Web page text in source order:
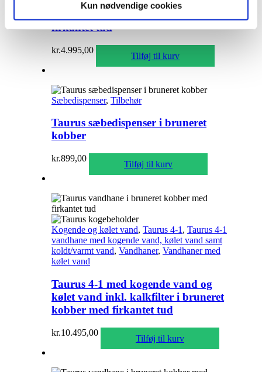
Kun nødvendige cookies
kalkfilter i bruneret kobber med
firkantet tud
kr.4.995,00
Tilføj til kurv
Sæbedispenser, Tilbehør
Taurus sæbedispenser i bruneret
kobber
kr.899,00
Tilføj til kurv
Kogende og kølet vand, Taurus 4-1 , Taurus 4-1
vandhane med kogende vand, kølet vand samt
koldt/varmt vand, Vandhaner, Vandhaner med
kølet vand
Taurus 4-1 med kogende vand og
kølet vand inkl. kalkfilter i bruneret
kobber med firkantet tud
kr.10.495,00
Tilføj til kurv